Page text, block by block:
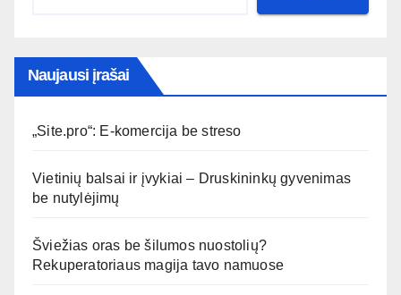
Naujausi įrašai
„Site.pro“: E-komercija be streso
Vietinių balsai ir įvykiai – Druskininkų gyvenimas
be nutylėjimų
Šviežias oras be šilumos nuostolių?
Rekuperatoriaus magija tavo namuose